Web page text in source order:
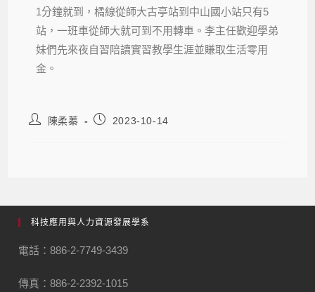
1分鐘就到，橘線從師大古亭站到中山國小站只有5
站，一班車從師大就可到不用轉車。李主任歡迎學弟
妹們先來夜自習陪讀實習教學生涯並賺取生活零用
金。
陳柔蓁 2023-10-14
科技應用與人力資源發展學系
電話：886-2-7749-3439
傳真：886-2-2392-1015